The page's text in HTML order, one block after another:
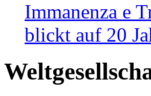
Immanenza e
blickt auf 20